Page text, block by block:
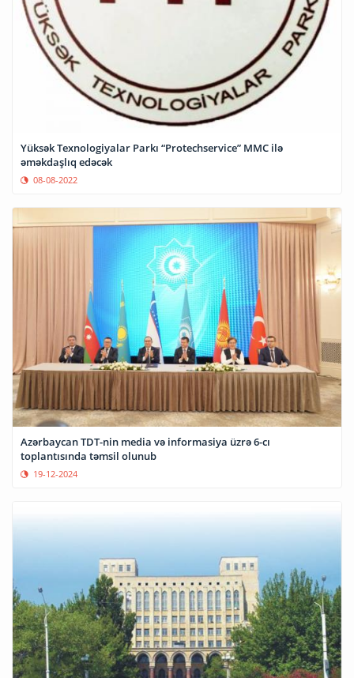
Yüksək Texnologiyalar Parkı “Protechservice” MMC ilə
əməkdaşlıq edəcək
08-08-2022
Azərbaycan TDT-nin media və informasiya üzrə 6-cı
toplantısında təmsil olunub
19-12-2024